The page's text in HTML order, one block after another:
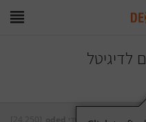
לדיגיטל